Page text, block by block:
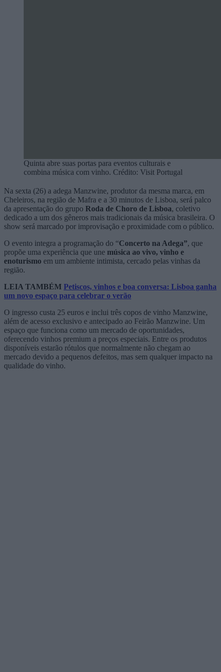
Quinta abre suas portas para eventos culturais e
combina música com vinho. Crédito: Visit Portugal
Na sexta (26) a adega Manzwine, produtor da mesma marca, em
Cheleiros, na região de Mafra e a 30 minutos de Lisboa, será palco
da apresentação do grupo Roda de Choro de Lisboa, coletivo
dedicado a um dos gêneros mais tradicionais da música brasileira. O
show será marcado por improvisação e proximidade com o público.
O evento integra a programação do “Concerto na Adega”, que
propõe uma experiência que une música ao vivo, vinho e
enoturismo em um ambiente intimista, cercado pelas vinhas da
região.
LEIA TAMBÉM Petiscos, vinhos e boa conversa: Lisboa ganha
um novo espaço para celebrar o verão
O ingresso custa 25 euros e inclui três copos de vinho Manzwine,
além de acesso exclusivo e antecipado ao Feirão Manzwine. Um
espaço que funciona como um mercado de oportunidades,
oferecendo vinhos premium a preços especiais. Entre os produtos
disponíveis estarão rótulos que normalmente não chegam ao
mercado devido a pequenos defeitos, mas sem qualquer impacto na
qualidade do vinho.